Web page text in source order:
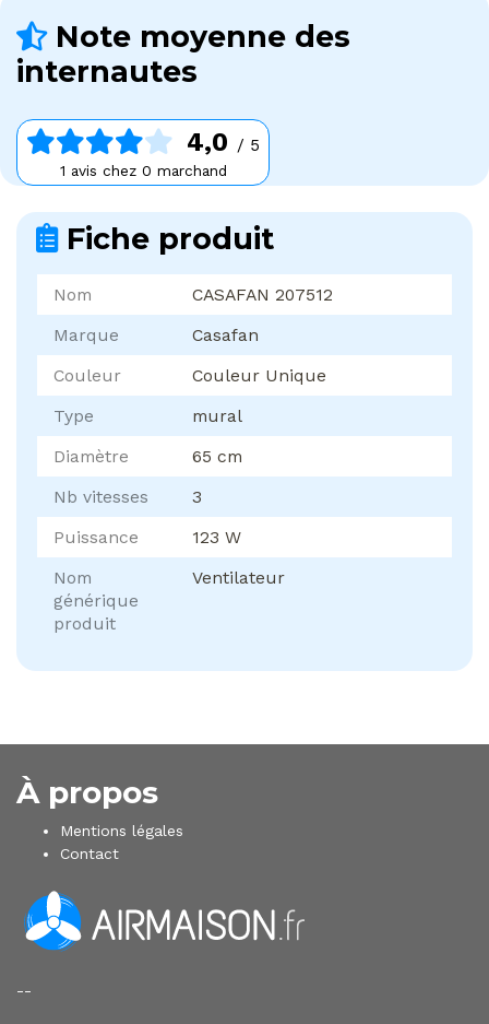
Note moyenne des
internautes
4,0 / 5
1 avis chez 0 marchand
Fiche produit
Nom
CASAFAN 207512
Marque
Casafan
Couleur
Couleur Unique
Type
mural
Diamètre
65 cm
Nb vitesses
3
Puissance
123 W
Nom
générique
produit
Ventilateur
À propos
Mentions légales
Contact
--